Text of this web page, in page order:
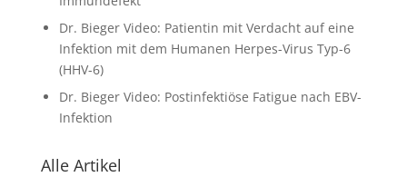
Dr. Bieger Video: Patientin mit Verdacht auf eine
Infektion mit dem Humanen Herpes-Virus Typ-6
(HHV-6)
Dr. Bieger Video: Postinfektiöse Fatigue nach EBV-
Infektion
Alle Artikel